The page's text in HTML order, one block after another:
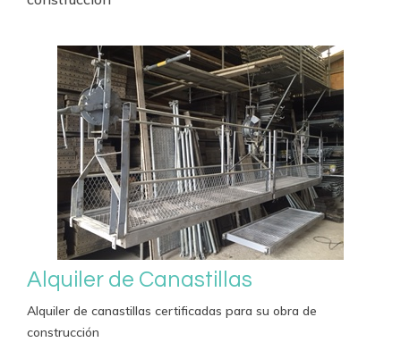
Alquiler de Canastillas
Alquiler de canastillas certificadas para su obra de
construcción